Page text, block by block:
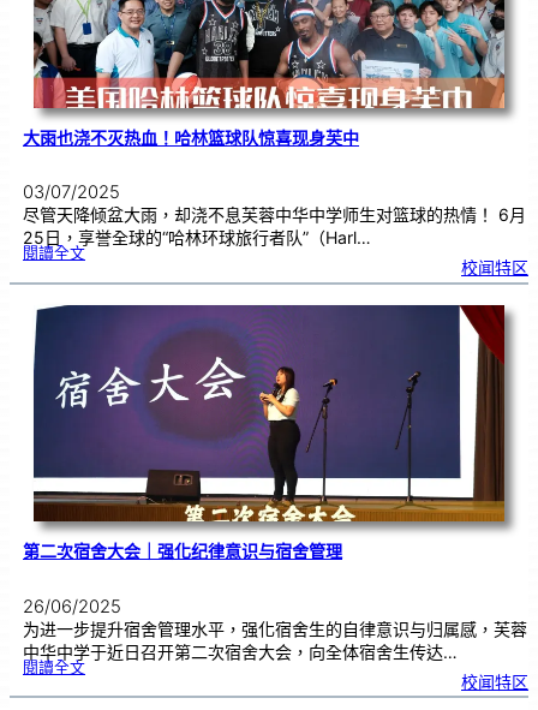
大雨也浇不灭热血！哈林篮球队惊喜现身芙中
03/07/2025
尽管天降倾盆大雨，却浇不息芙蓉中华中学师生对篮球的热情！ 6月
25日，享誉全球的“哈林环球旅行者队”（Harl…
閱讀全文:大
浇
灭
热
队
惊
喜
现
身
芙
校闻特区
第二次宿舍大会｜强化纪律意识与宿舍管理
26/06/2025
为进一步提升宿舍管理水平，强化宿舍生的自律意识与归属感，芙蓉
中华中学于近日召开第二次宿舍大会，向全体宿舍生传达…
閱讀全文:第
宿
校闻特区